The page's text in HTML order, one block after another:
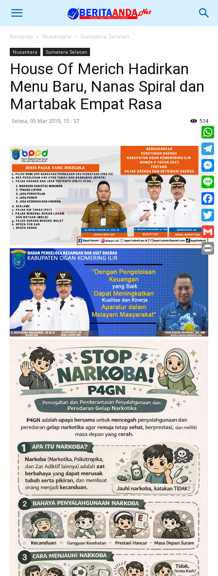
Beranda Nusantara Sumatera Selatan
Nusantara Sumatera Selatan
House Of Merich Hadirkan
Menu Baru, Nanas Spiral dan
Martabak Empat Rasa
Selasa, 05 Mar 2019, 15 : 57 514
Line
Print